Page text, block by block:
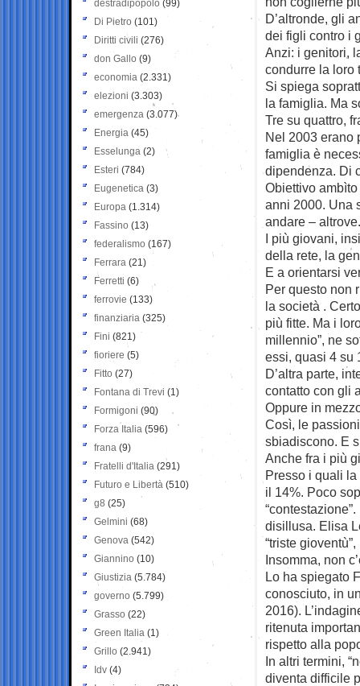
D’altronde, gli
dei figli contro i
Anzi: i genitori,
condurre la loro
Si spiega
la famiglia. Ma
Tre su quattro,
Nel 2003 erano
famiglia è
dipendenza. Di
Obiettivo
anni 2000. Una
andare – altrove.
I più giovani,
della rete, la
E a orientarsi
Per questo non
la società .
più fitte. Ma i
millennio”, ne
essi, quasi 4 su
D’altra parte,
contatto con gli
Oppure in
Così, le
sbiadiscono. E
Anche fra i più
Presso i quali
il 14%. Poco
disillusa. Elisa
“triste
Insomma, non
Lo ha spiegato
conosciuto, in
2016).
ritenuta
rispetto alla
In altri termini,
diventa difficile
destradipopolo (99)
Di Pietro (101)
Diritti civili (276)
don Gallo (9)
economia (2.331)
elezioni (3.303)
emergenza (3.077)
Energia (45)
Esselunga (2)
Esteri (784)
Eugenetica (3)
Europa (1.314)
Fassino (13)
federalismo (167)
Ferrara (21)
Ferretti (6)
ferrovie (133)
finanziaria (325)
Fini (821)
fioriere (5)
Fitto (27)
Fontana di Trevi (1)
Formigoni (90)
Forza Italia (596)
frana (9)
Fratelli d'Italia (291)
Futuro e Libertà (510)
g8 (25)
Gelmini (68)
Genova (542)
Giannino (10)
Giustizia (5.784)
governo (5.799)
Grasso (22)
Green Italia (1)
Grillo (2.941)
Idv (4)